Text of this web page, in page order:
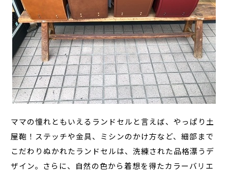
ママの憧れともいえるランドセルと言えば、やっぱり土
屋鞄！ステッチや金具、ミシンのかけ方など、細部まで
こだわりぬかれたランドセルは、洗練された品格漂うデ
ザイン。さらに、自然の色から着想を得たカラーバリエ